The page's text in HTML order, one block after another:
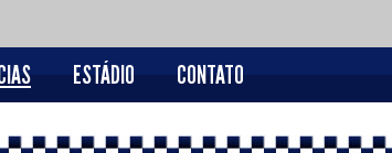
ESTÁDIO CONTATO